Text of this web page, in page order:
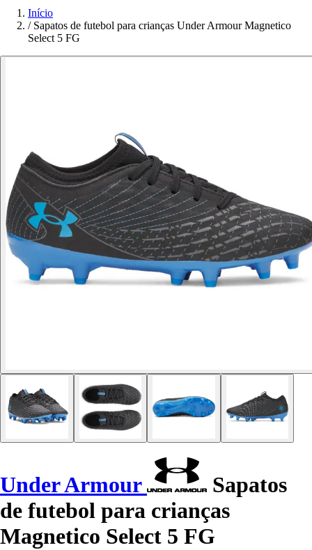
Início
/ Sapatos de futebol para crianças Under Armour Magnetico
Select 5 FG
Under Armour
Sapatos
de futebol para crianças
Magnetico Select 5 FG